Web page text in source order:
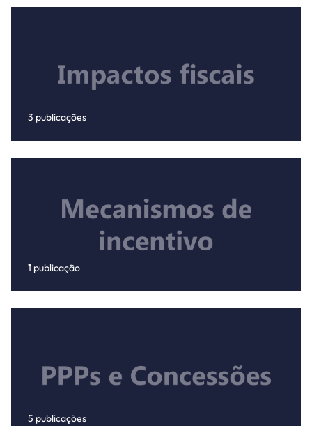
3 publicações
1 publicação
5 publicações